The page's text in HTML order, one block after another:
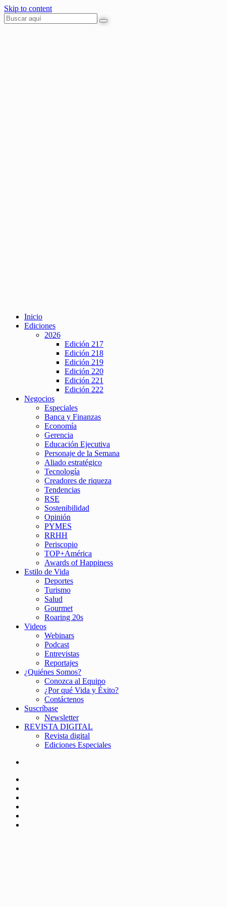
Skip to content
Inicio
Ediciones
2026
Edición 217
Edición 218
Edición 219
Edición 220
Edición 221
Edición 222
Negocios
Especiales
Banca y Finanzas
Economía
Gerencia
Educación Ejecutiva
Personaje de la Semana
Aliado estratégico
Tecnología
Creadores de riqueza
Tendencias
RSE
Sostenibilidad
Opinión
PYMES
RRHH
Periscopio
TOP+América
Awards of Happiness
Estilo de Vida
Deportes
Turismo
Salud
Gourmet
Roaring 20s
Videos
Webinars
Podcast
Entrevistas
Reportajes
¿Quiénes Somos?
Conozca al Equipo
¿Por qué Vida y Éxito?
Contáctenos
Suscríbase
Newsletter
REVISTA DIGITAL
Revista digital
Ediciones Especiales